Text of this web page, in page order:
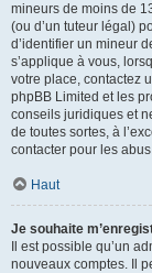
mineurs de moins de
(ou d’un tuteur légal)
d’identifier un mineur
s’applique à vous,
votre place, contactez
phpBB Limited et les
conseils juridiques et
de toutes sortes, à
contacter pour les
Haut
Je souhaite
Il est possible qu’un
nouveaux comptes. Il